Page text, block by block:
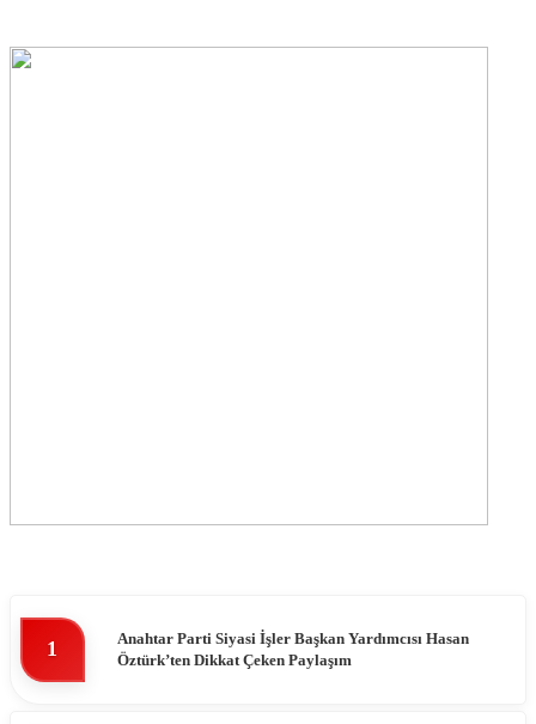
1
Anahtar Parti Siyasi İşler Başkan Yardımcısı Hasan
Öztürk’ten Dikkat Çeken Paylaşım